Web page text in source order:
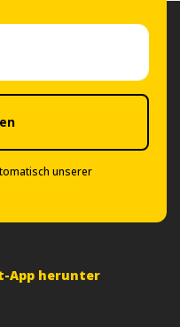
unserer
App herunter